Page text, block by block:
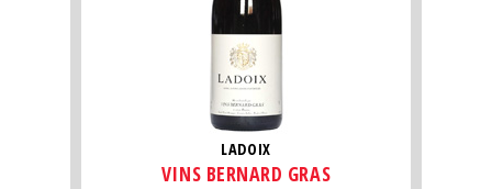
LADOIX
VINS BERNARD GRAS